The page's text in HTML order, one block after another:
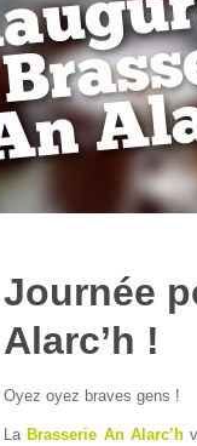
Journée
Alarc’h !
Oyez oyez braves gens !
La Brasserie An Alarc’h